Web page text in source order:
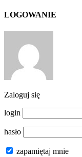
LOGOWANIE
Zaloguj się
login
hasło
zapamiętaj mnie